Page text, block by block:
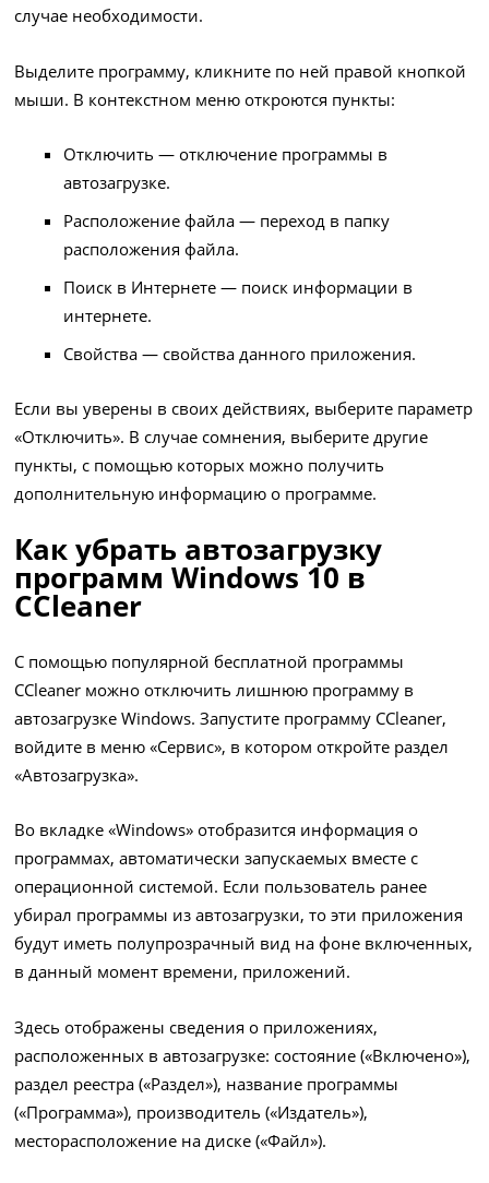
случае необходимости.
Выделите программу, кликните по ней правой кнопкой
мыши. В контекстном меню откроются пункты:
Отключить — отключение программы в
автозагрузке.
Расположение файла — переход в папку
расположения файла.
Поиск в Интернете — поиск информации в
интернете.
Свойства — свойства данного приложения.
Если вы уверены в своих действиях, выберите параметр
«Отключить». В случае сомнения, выберите другие
пункты, с помощью которых можно получить
дополнительную информацию о программе.
Как убрать автозагрузку
программ Windows 10 в
CCleaner
С помощью популярной бесплатной программы
CCleaner можно отключить лишнюю программу в
автозагрузке Windows. Запустите программу CCleaner,
войдите в меню «Сервис», в котором откройте раздел
«Автозагрузка».
Во вкладке «Windows» отобразится информация о
программах, автоматически запускаемых вместе с
операционной системой. Если пользователь ранее
убирал программы из автозагрузки, то эти приложения
будут иметь полупрозрачный вид на фоне включенных,
в данный момент времени, приложений.
Здесь отображены сведения о приложениях,
расположенных в автозагрузке: состояние («Включено»),
раздел реестра («Раздел»), название программы
(«Программа»), производитель («Издатель»),
месторасположение на диске («Файл»).